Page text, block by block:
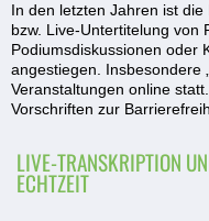
In den letzten Jahren ist
bzw. Live-Untertitelung von
Podiumsdiskussionen oder
angestiegen. Insbesondere
Veranstaltungen online
Vorschriften zur
LIVE-TRANSKRIPTION
ECHTZEIT